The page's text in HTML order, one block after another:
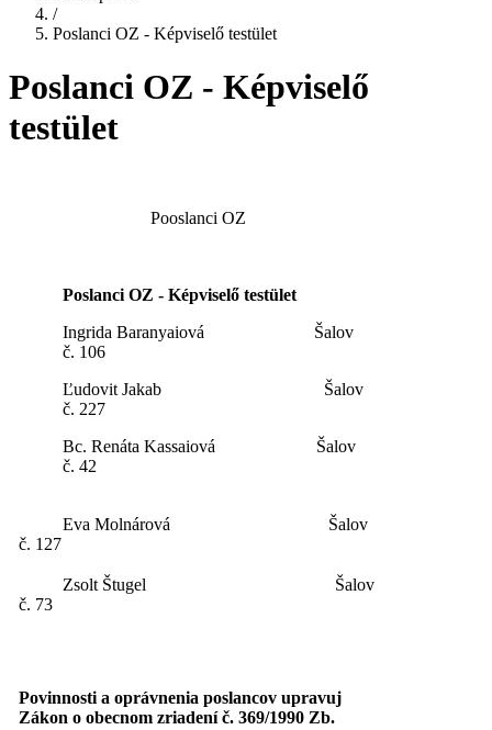
/
Poslanci OZ - Képviselő testület
Poslanci OZ - Képviselő
testület
Pooslanci OZ
Poslanci OZ - Képviselő testület
Ingrida Baranyaiová Šalov
č. 106
Ľudovit Jakab Šalov
č. 227
Bc. Renáta Kassaiová Šalov
č. 42
Eva Molnárová Šalov
č. 127
Zsolt Štugel Šalov
č. 73
Povinnosti a oprávnenia poslancov upravuj
Zákon o obecnom zriadení č. 369/1990 Zb.